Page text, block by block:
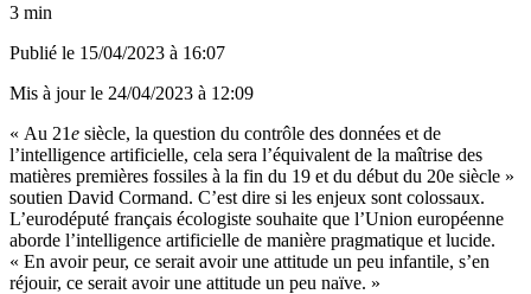
3 min
Publié le 15/04/2023 à 16:07
Mis à jour le 24/04/2023 à 12:09
« Au 21e siècle, la question du contrôle des données et de
l’intelligence artificielle, cela sera l’équivalent de la maîtrise des
matières premières fossiles à la fin du 19 et du début du 20e siècle »
soutien David Cormand. C’est dire si les enjeux sont colossaux.
L’eurodéputé français écologiste souhaite que l’Union européenne
aborde l’intelligence artificielle de manière pragmatique et lucide.
« En avoir peur, ce serait avoir une attitude un peu infantile, s’en
réjouir, ce serait avoir une attitude un peu naïve. »